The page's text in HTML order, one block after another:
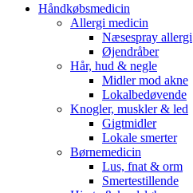
Håndkøbsmedicin
Allergi medicin
Næsespray allergi
Øjendråber
Hår, hud & negle
Midler mod akne
Lokalbedøvende
Knogler, muskler & led
Gigtmidler
Lokale smerter
Børnemedicin
Lus, fnat & orm
Smertestillende